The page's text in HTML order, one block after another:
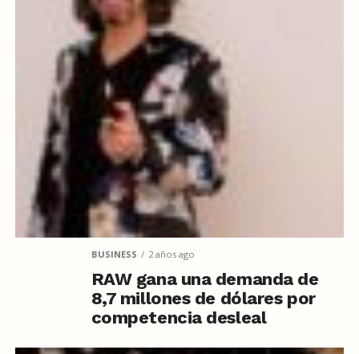
BUSINESS 2 años ago
RAW gana una demanda de
8,7 millones de dólares por
competencia desleal